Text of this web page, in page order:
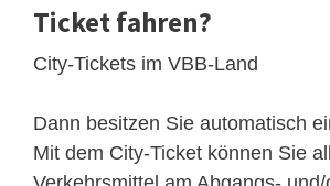
Ticket fahren?
City-Tickets im VBB-Land
Dann besitzen Sie automatisch
Mit dem City-Ticket können Sie